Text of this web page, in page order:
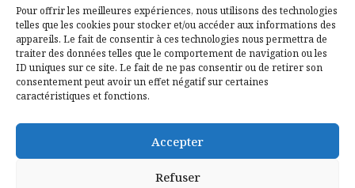
Pour offrir les meilleures expériences, nous utilisons des technologies
telles que les cookies pour stocker et/ou accéder aux informations des
appareils. Le fait de consentir à ces technologies nous permettra de
traiter des données telles que le comportement de navigation ou les
ID uniques sur ce site. Le fait de ne pas consentir ou de retirer son
consentement peut avoir un effet négatif sur certaines
caractéristiques et fonctions.
Accepter
Refuser
Mentions légales
Politique de confidentialité